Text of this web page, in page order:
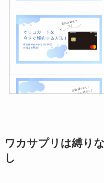
ワカサプリは縛り
し